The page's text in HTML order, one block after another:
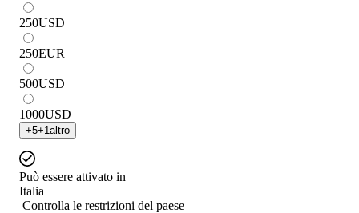
250USD
250EUR
500USD
1000USD
+5+1 altro
Può essere attivato in
Italia
Controlla le restrizioni del paese